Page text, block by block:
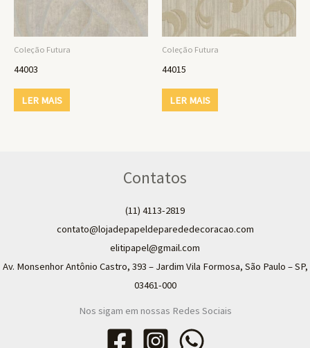
Coleção Futura
44003
LER MAIS
Coleção Futura
44015
LER MAIS
Contatos
(11) 4113-2819
contato@lojadepapeldeparededecoracao.com
elitipapel@gmail.com​
Av. Monsenhor Antônio Castro, 393 – Jardim Vila Formosa, São Paulo – SP,
03461-000
Nos sigam em nossas Redes Sociais